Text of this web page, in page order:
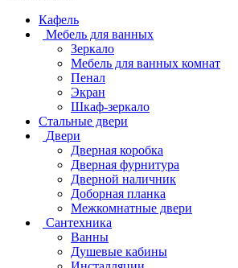
Кафель
Мебель для ванных
Зеркало
Мебель для ванных комнат
Пенал
Экран
Шкаф-зеркало
Стальные двери
Двери
Дверная коробка
Дверная фурнитура
Дверной наличник
Доборная планка
Межкомнатные двери
Сантехника
Ванны
Душевые кабины